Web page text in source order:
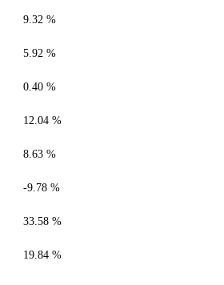
9.32 %
5.92 %
0.40 %
12.04 %
8.63 %
-9.78 %
33.58 %
19.84 %